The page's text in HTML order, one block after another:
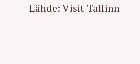
Lähde: Visit Tallinn